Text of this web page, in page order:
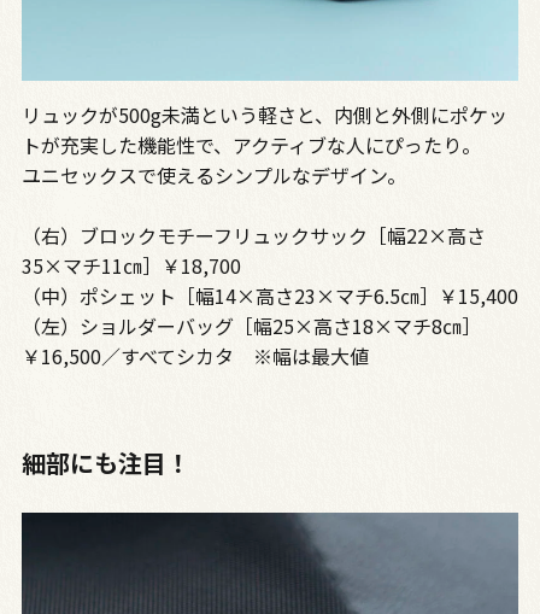
リュックが500g未満という軽さと、内側と外側にポケッ
トが充実した機能性で、アクティブな人にぴったり。
ユニセックスで使えるシンプルなデザイン。
（右）ブロックモチーフリュックサック［幅22×高さ
35×マチ11㎝］￥18,700
（中）ポシェット［幅14×高さ23×マチ6.5㎝］￥15,400
（左）ショルダーバッグ［幅25×高さ18×マチ8㎝］
￥16,500／すべてシカタ ※幅は最大値
細部にも注目！